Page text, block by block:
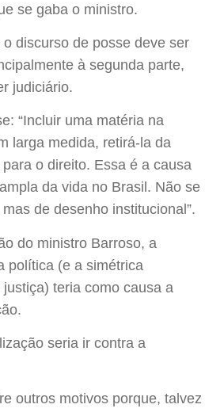
se gaba o ministro.
discurso de posse deve ser
à segunda parte,
judiciário.
“Incluir uma matéria na
larga medida, retirá-la da
o direito. Essa é a causa
da vida no Brasil. Não se
de desenho institucional”.
do ministro Barroso, a
política (e a simétrica
teria como causa a
seria ir contra a
outros motivos porque, talvez